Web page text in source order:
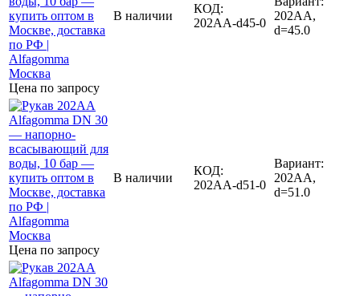
Цена по запросу
В наличии
КОД:
202AA-d45-0
202AA,
d=45.0
Цена по запросу
В наличии
КОД:
202AA-d51-0
Вариант:
202AA,
d=51.0